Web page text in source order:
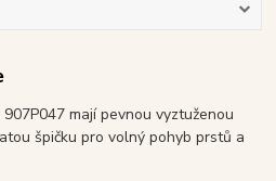
mají pevnou vyztuženou
špičku pro volný pohyb prstů a